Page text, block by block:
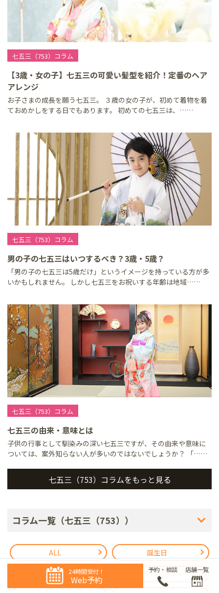
七五三（753）コラム
【3歳・女の子】七五三の可愛い髪型を紹介！定番のヘア
アレンジ
お子さまの成長を願う七五三。 ３歳の女の子が、初めて着物を着
ておめかしをする日でもあります。 初めての七五三は、……
七五三（753）コラム
男の子の七五三はいつするべき？3歳・5歳？
「男の子の七五三は5歳だけ」というイメージを持っている方が多
いかもしれません。 しかし七五三をお祝いする年齢は地域……
七五三（753）コラム
七五三の由来・意味とは
子供の行事として馴染みの深い七五三ですが、その由来や意味に
ついては、案外知らない人が多いのではないでしょうか？ 「……
七五三（753）コラムをもっと見る
コラム一覧（七五三（753））
ALL 誕生日
家族写真 ハーフバースデー
24時間受付！
Web予約
予約・相談 店舗一覧